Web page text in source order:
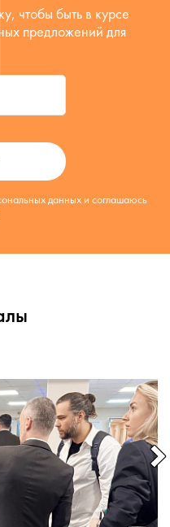
данных и соглашаюсь
чтобы быть в курсе
предложений для